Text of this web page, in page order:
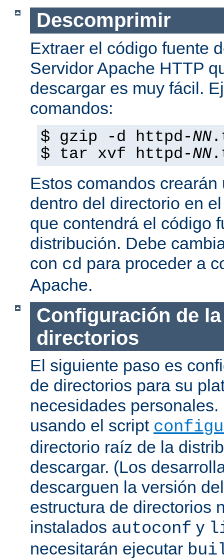
Descomprimir
Extraer el código fuente
Servidor Apache HTTP
descargar es muy fácil.
comandos:
$ gzip -d httpd-NN
$ tar xvf httpd-NN
Estos comandos
dentro del directorio en
que contendrá el código
distribución. Debe
con cd para proceder a
Apache.
Configuración de
directorios
El siguiente paso es
de directorios para su
necesidades
usando el script
directorio raíz de la
descargar. (Los
descarguen la versión
estructura de directorios
instalados autoconf y
necesitarán ejecutar